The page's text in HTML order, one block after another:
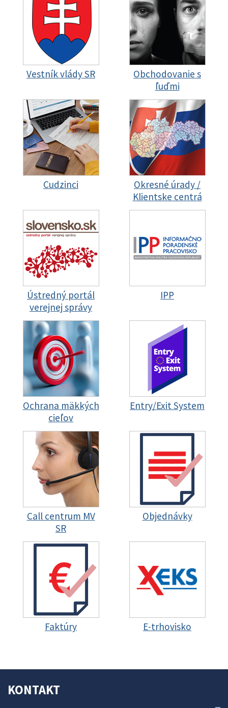
Vestník vlády SR
Obchodovanie s
ľuďmi
Cudzinci
Okresné úrady /
Klientske centrá
Ústredný portál
verejnej správy
IPP
Ochrana mäkkých
cieľov
Entry/Exit System
Call centrum MV
SR
Objednávky
Faktúry E-trhovisko
KONTAKT